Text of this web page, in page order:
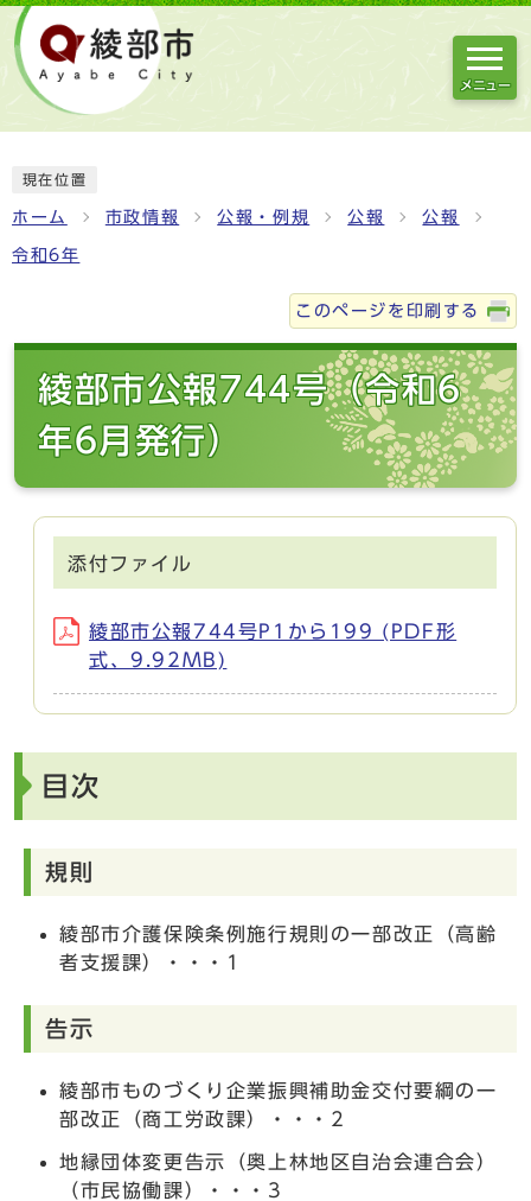
メニュー
現在位置
ホーム 市政情報 公報・例規 公報 公報
令和6年
このページを印刷する
綾部市公報744号（令和6
年6月発行）
添付ファイル
綾部市公報744号P1から199 (PDF形
式、9.92MB)
目次
規則
綾部市介護保険条例施行規則の一部改正（高齢
者支援課）・・・1
告示
綾部市ものづくり企業振興補助金交付要綱の一
部改正（商工労政課）・・・2
地縁団体変更告示（奥上林地区自治会連合会）
（市民協働課）・・・3